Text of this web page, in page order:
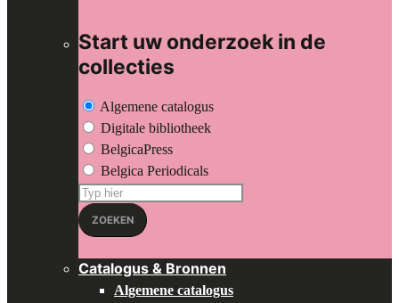
Start uw onderzoek in de
collecties
Algemene catalogus
Digitale bibliotheek
BelgicaPress
Belgica Periodicals
Zoeken
op:ZOEKEN
Catalogus & Bronnen
Algemene catalogus